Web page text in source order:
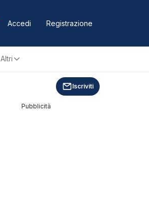
Accedi Registrazione
Altri
Iscriviti
Pubblicità